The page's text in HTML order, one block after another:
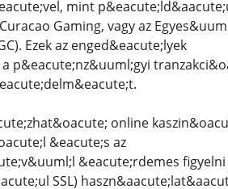
mint
Gaming, vagy az
Ezek az enged&eacute;lyek
p&eacute;nz&uuml;gyi
online
&eacute;s az
&eacute;rdemes figyelni
SSL)